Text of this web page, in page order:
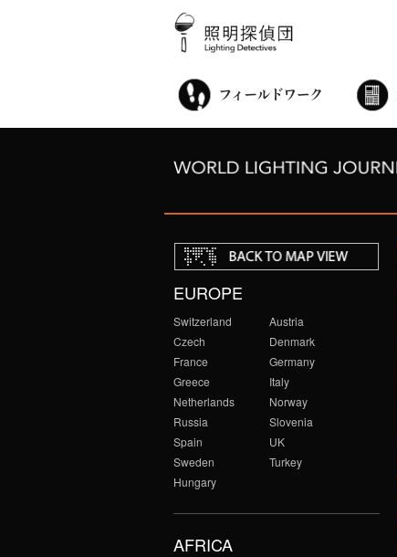
EUROPE
Switzerland
Austria
Czech
Denmark
France
Germany
Greece
Italy
Netherlands
Norway
Russia
Slovenia
Spain
UK
Sweden
Turkey
Hungary
AFRICA